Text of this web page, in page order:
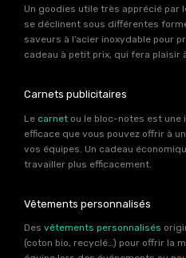
Un goodies utile très apprécié par
se déclinent sous différentes
saveurs à l’acier inoxydable pour
cadeau à petit prix, qui fera plaisir
Carnets publicitaires
Le carnet ou le bloc-notes est une
efficace que vous pouvez offrir à
vos équipes. Un cadeau
travailler plus efficacement.
Vêtements personnalisés
Des vêtements personnalisés
(coton bio, recyclé…) pour offrir la